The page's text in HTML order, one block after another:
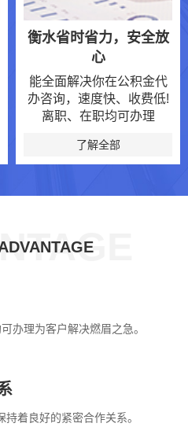
衡水省时省力，安全放
心
能全面解决你在公积金代
办咨询，速度快、收费低!
离职、在职均可办理
了解全部
办理为客户解决燃眉之急。
着良好的紧密合作关系。